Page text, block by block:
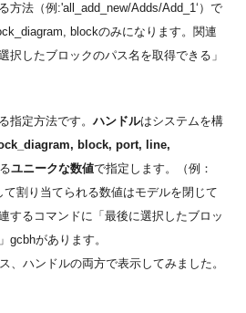
方法（例:'all_add_new/Adds/Add_1‘）で
blockのみになります。関連
択したブロックのパス名を取得できる」
指定方法です。 ハンドルはシステムを構
block, port, line,
ユニークな数値で指定します。（例：
割り当てられる数値はモデルを閉じて
するコマンドに「最後に選択したブロッ
gcbhがあります。
、ハンドルの両方で表示してみました。